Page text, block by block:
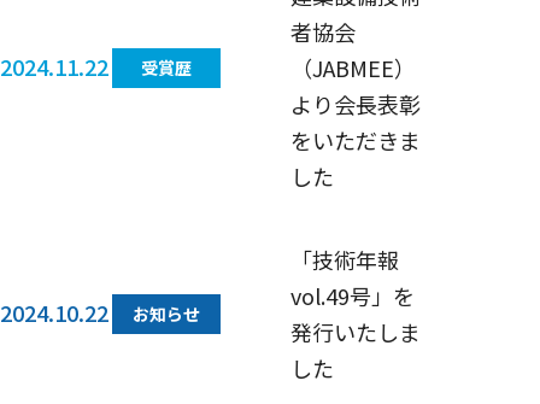
2024.11.22 受賞歴
者協会
（JABMEE）
より会長表彰
をいただきま
した
2024.10.22 お知らせ
「技術年報
vol.49号」を
発行いたしま
した